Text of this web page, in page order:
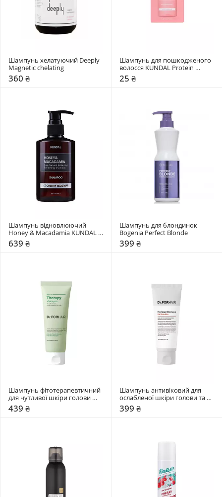
Шампунь хелатуючий Deeply
Magnetic chelating
360 ₴
Шампунь для пошкодженого
волосся KUNDAL Protein
Bonding "Violet Muguet"
25 ₴
Шампунь відновлюючий
Honey & Macadamia KUNDAL
"Cherry Blossom"
639 ₴
Шампунь для блондинок
Bogenia Perfect Blonde
399 ₴
Шампунь фітотерапевтичний
для чутливої шкіри голови
Dr.FORHAIR Phyto Therapy
439 ₴
Шампунь антивіковий для
ослабленої шкіри голови та
тонкого волосся Dr.FORHAIR
Heritage Earl Grey Bli
399 ₴